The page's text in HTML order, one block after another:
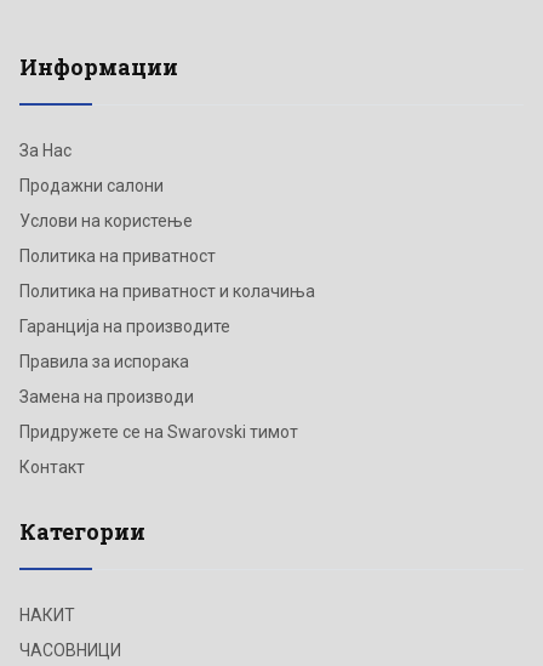
Информации
За Нас
Продажни салони
Услови на користење
Политика на приватност
Политика на приватност и колачиња
Гаранција на производите
Правила за испорака
Замена на производи
Придружете се на Swarovski тимот
Контакт
Категории
НАКИТ
ЧАСОВНИЦИ